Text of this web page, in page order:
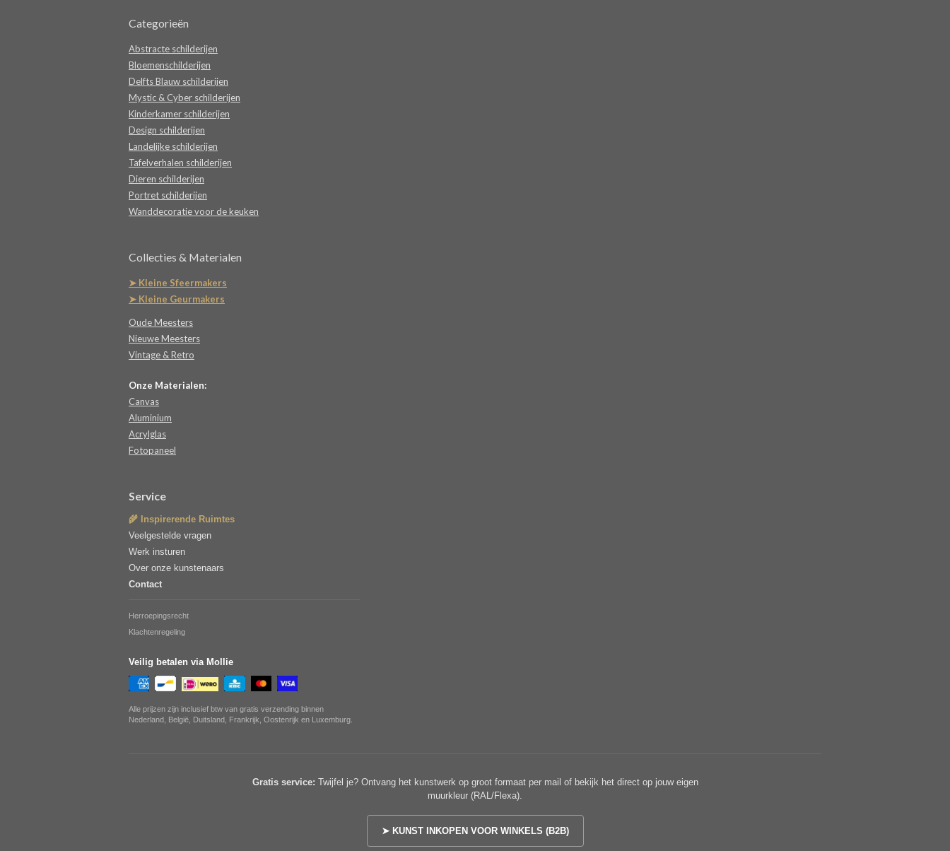
Categorieën
Abstracte schilderijen
Bloemenschilderijen
Delfts Blauw schilderijen
Mystic & Cyber schilderijen
Kinderkamer schilderijen
Design schilderijen
Landelijke schilderijen
Tafelverhalen schilderijen
Dieren schilderijen
Portret schilderijen
Wanddecoratie voor de keuken
Collecties & Materialen
➤ Kleine Sfeermakers
➤ Kleine Geurmakers
Oude Meesters
Nieuwe Meesters
Vintage & Retro
Onze Materialen:
Canvas
Aluminium
Acrylglas
Fotopaneel
Service
🌾 Inspirerende Ruimtes
Veelgestelde vragen
Werk insturen
Over onze kunstenaars
Contact
Herroepingsrecht
Klachtenregeling
Veilig betalen via Mollie
Alle prijzen zijn inclusief btw van gratis verzending binnen
Nederland, België, Duitsland, Frankrijk, Oostenrijk en Luxemburg.
Gratis service: Twijfel je? Ontvang het kunstwerk op groot formaat per mail of bekijk het direct op jouw eigen
muurkleur (RAL/Flexa).
➤ KUNST INKOPEN VOOR WINKELS (B2B)